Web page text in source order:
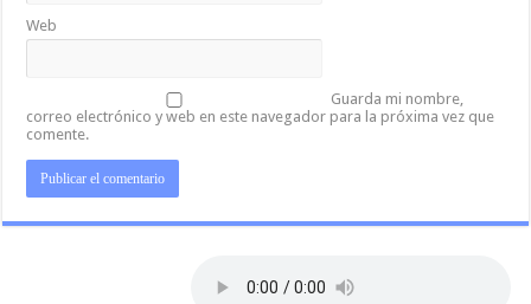
Web
Guarda mi nombre,
correo electrónico y web en este navegador para la próxima vez que
comente.